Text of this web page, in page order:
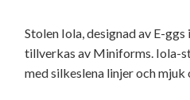
Stolen Iola, designad av E-ggs
tillverkas av Miniforms. Iola-
med silkeslena linjer och